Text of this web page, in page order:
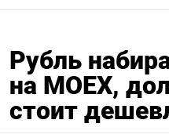
Рубль
на МОЕХ,
стоит